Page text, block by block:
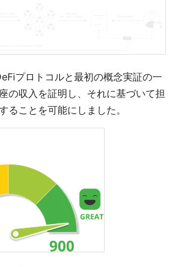
プロトコルと最初の概念実証の一
の収入を証明し、それに基づいて担
ることを可能にしました。